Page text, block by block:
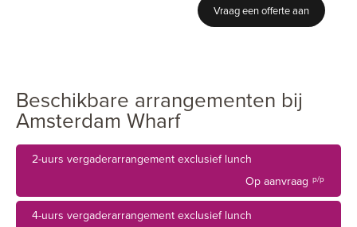
De lokatie met eigen aanlegsteiger is, zowel per boot,
Vraag een offerte aan
Beschikbare arrangementen bij
Amsterdam Wharf
2-uurs vergaderarrangement exclusief lunch
Op aanvraag p/p
4-uurs vergaderarrangement exclusief lunch